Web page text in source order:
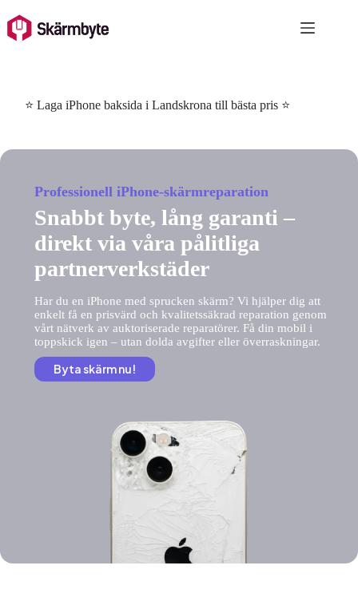
to
content
⭐ Laga iPhone baksida i Landskrona till bästa pris ⭐
Professionell iPhone-skärmreparation
Snabbt byte, lång garanti –
direkt via våra pålitliga
partnerverkstäder
Har du en iPhone med sprucken skärm? Vi hjälper dig att
enkelt få en prisvärd och kvalitetssäkrad reparation genom
vårt nätverk av auktoriserade reparatörer. Få din mobil i
toppskick igen – utan dolda avgifter eller överraskningar.
Byta skärm nu!